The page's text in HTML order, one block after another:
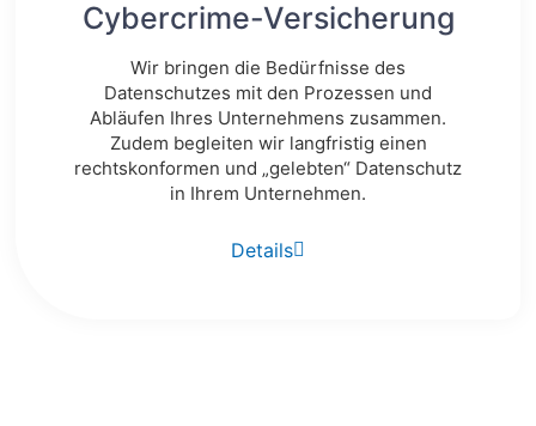
Cybercrime-Versicherung
Wir bringen die Bedürfnisse des
Datenschutzes mit den Prozessen und
Abläufen Ihres Unternehmens zusammen.
Zudem begleiten wir langfristig einen
rechtskonformen und „gelebten“ Datenschutz
in Ihrem Unternehmen.
Details